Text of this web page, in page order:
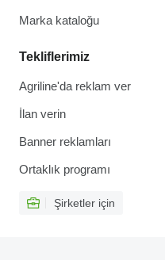
Marka kataloğu
Tekliflerimiz
Agriline'da reklam ver
İlan verin
Banner reklamları
Ortaklık programı
Şirketler için